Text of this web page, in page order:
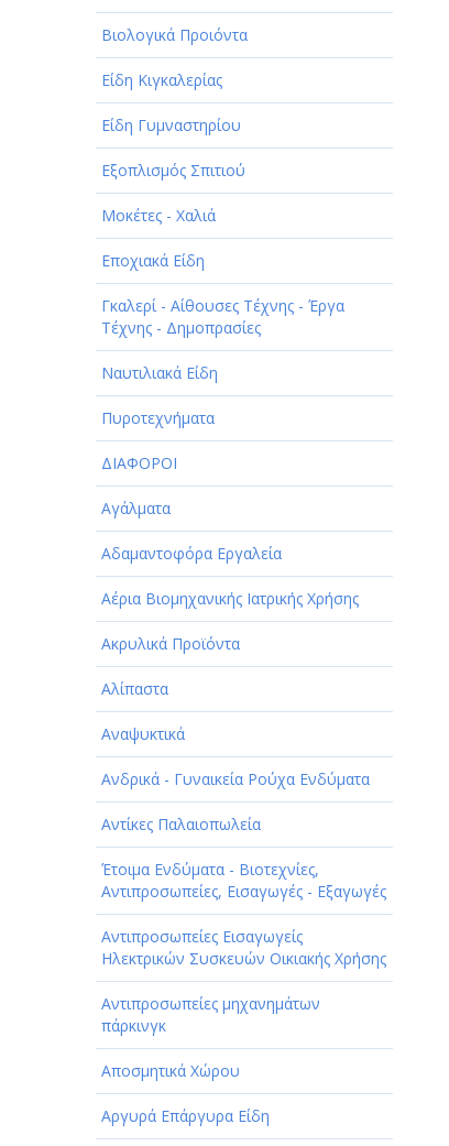
Βιολογικά Προιόντα
Είδη Κιγκαλερίας
Είδη Γυμναστηρίου
Εξοπλισμός Σπιτιού
Μοκέτες - Χαλιά
Εποχιακά Είδη
Γκαλερί - Αίθουσες Τέχνης - Έργα
Τέχνης - Δημοπρασίες
Ναυτιλιακά Είδη
Πυροτεχνήματα
ΔΙΑΦΟΡΟΙ
Αγάλματα
Αδαμαντοφόρα Εργαλεία
Αέρια Βιομηχανικής Ιατρικής Χρήσης
Ακρυλικά Προϊόντα
Αλίπαστα
Αναψυκτικά
Ανδρικά - Γυναικεία Ρούχα Ενδύματα
Αντίκες Παλαιοπωλεία
Έτοιμα Ενδύματα - Βιοτεχνίες,
Αντιπροσωπείες, Εισαγωγές - Εξαγωγές
Αντιπροσωπείες Εισαγωγείς
Ηλεκτρικών Συσκευών Οικιακής Χρήσης
Αντιπροσωπείες μηχανημάτων
πάρκινγκ
Αποσμητικά Χώρου
Αργυρά Επάργυρα Είδη